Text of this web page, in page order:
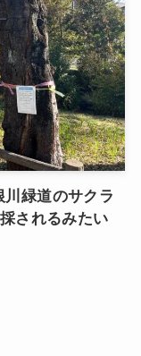
緑道のサクラ
されるみたい